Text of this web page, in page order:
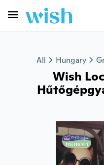
All Hungary
Wish